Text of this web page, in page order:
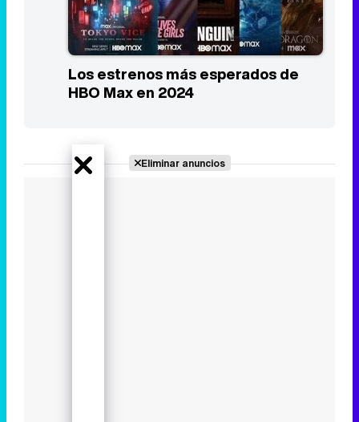
Los estrenos más esperados de
HBO Max en 2024
Eliminar anuncios